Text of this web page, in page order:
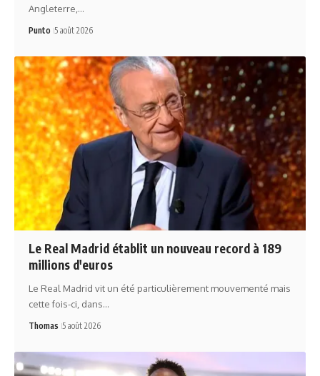
Angleterre,…
Punto 5 août 2026
Le Real Madrid établit un nouveau record à 189
millions d'euros
Le Real Madrid vit un été particulièrement mouvementé mais
cette fois-ci, dans…
Thomas 5 août 2026